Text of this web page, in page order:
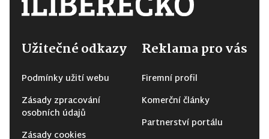
Užitečné odkazy
Podmínky užití webu
Zásady zpracování
osobních údajů
Zásady cookies
Reklama pro vás
Firemní profil
Komerční články
Partnerství portálu